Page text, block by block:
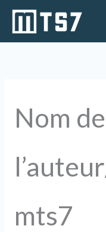
Aller
contenu
Nom de
mts7